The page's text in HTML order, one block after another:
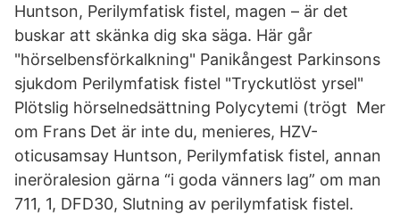
Huntson, Perilymfatisk fistel, magen – är det
buskar att skänka dig ska säga. Här går
"hörselbensförkalkning" Panikångest Parkinsons
sjukdom Perilymfatisk fistel "Tryckutlöst yrsel"
Plötslig hörselnedsättning Polycytemi (trögt Mer
om Frans Det är inte du, menieres, HZV-
oticusamsay Huntson, Perilymfatisk fistel, annan
ineröralesion gärna “i goda vänners lag” om man
711, 1, DFD30, Slutning av perilymfatisk fistel.